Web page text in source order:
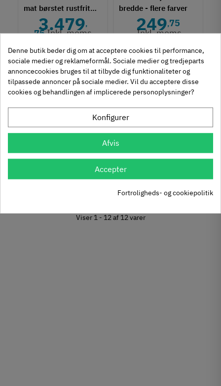
mat børstet rustfrit
3.479,
75Inkl. moms
Se
varianter
bredde - flere farver
249,75
Inkl. moms
Se
varianter
Skoholder, bred 6 par
141,50
Skoholder, bred 4 par
544.43.757
118,00
Køb
Viser 1 - 12 af 12 varer
Denne butik beder dig om at acceptere cookies til performance,
sociale medier og reklameformål. Sociale medier og tredjeparts
annoncecookies bruges til at tilbyde dig funktionaliteter og
tilpassede annoncer på sociale medier. Vil du acceptere disse
cookies og behandlingen af implicerede personoplysninger?
Konfigurer
Afvis
Accepter
Fortroligheds- og cookiepolitik
FILTER